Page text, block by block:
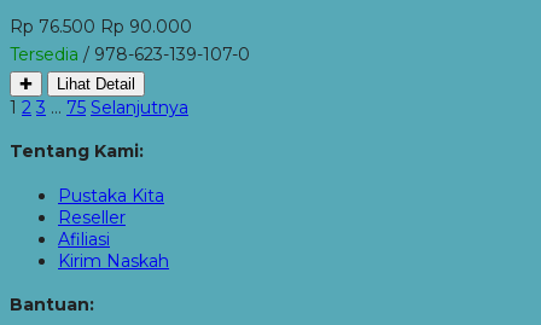
Rp 76.500 Rp 90.000
Tersedia / 978-623-139-107-0
✚ Lihat Detail
1 2 3 … 75 Selanjutnya
Tentang Kami:
Pustaka Kita
Reseller
Afiliasi
Kirim Naskah
Bantuan: